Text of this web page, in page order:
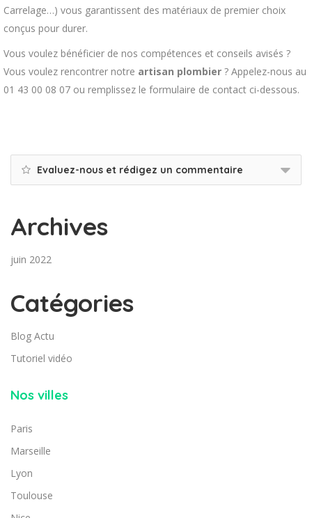
Carrelage…) vous garantissent des matériaux de premier choix
conçus pour durer.
Vous voulez bénéficier de nos compétences et conseils avisés ?
Vous voulez rencontrer notre artisan plombier ? Appelez-nous au
01 43 00 08 07 ou remplissez le formulaire de contact ci-dessous.
Evaluez-nous et rédigez un commentaire
Archives
juin 2022
Catégories
Blog Actu
Tutoriel vidéo
Nos villes
Paris
Marseille
Lyon
Toulouse